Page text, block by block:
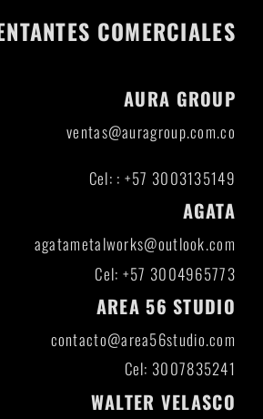
COMERCIALES
AURA GROUP
ventas@auragroup.com.co
Cel: : +57 3003135149
AGATA
agatametalworks@outlook.com
Cel: +57 3004965773
AREA 56 STUDIO
contacto@area56studio.com
Cel: 3007835241
WALTER VELASCO